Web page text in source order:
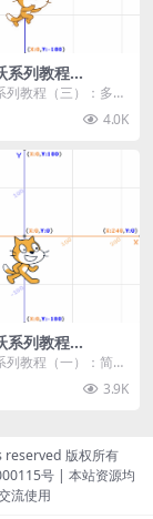
系列教程
跳跃
教程（三）：多段
鲸Scratch资源站
4.0K
系列教程
跳跃
教程（一）：简单
鲸Scratch资源站
3.9K
版权所有
号| 本站资源均
流使用